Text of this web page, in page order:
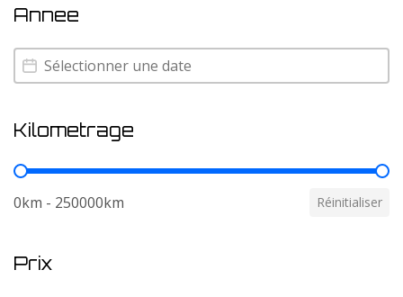
Annee
Annee
Annee
Kilometrage
Kilometrage
0km - 250000km Réinitialiser
Prix